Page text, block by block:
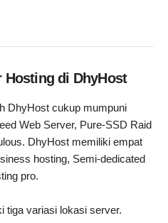
Hosting di DhyHost
DhyHost cukup mumpuni
Web Server, Pure-SSD Raid
DhyHost memiliki empat
hosting, Semi-dedicated
pro.
tiga variasi lokasi server.